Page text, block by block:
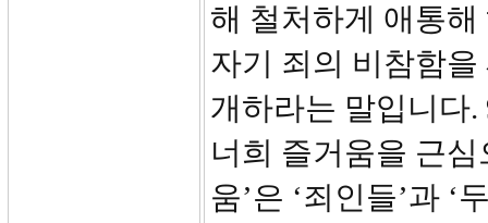
해 철처하게 애통
자기 죄의 비참함
개하라는 말입니다
너희 즐거움을 근심
움’은 ‘죄인들’과 ‘